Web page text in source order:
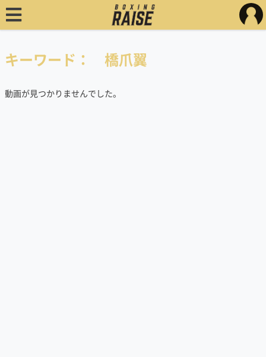
キーワード： 橋爪翼
動画が見つかりませんでした。